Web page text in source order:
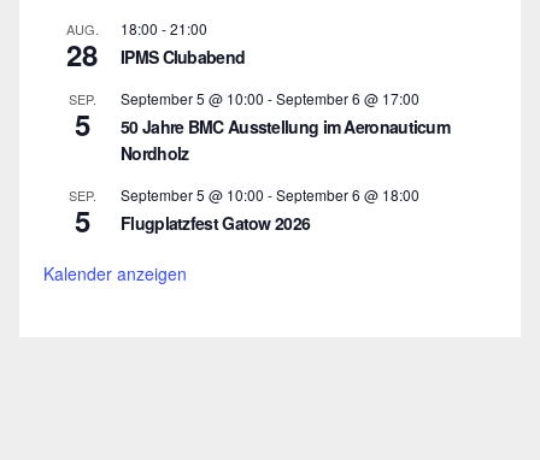
AUG.
28
18:00 -21:00
IPMS Clubabend
SEP.
5
September 5 @ 10:00 -September 6 @ 17:00
50 Jahre BMC Ausstellung im Aeronauticum
Nordholz
SEP.
5
September 5 @ 10:00 -September 6 @ 18:00
Flugplatzfest Gatow 2026
Kalender anzeigen